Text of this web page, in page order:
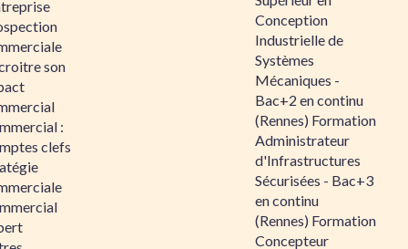
son
:
clefs
Conception
Industrielle de
Systèmes
Mécaniques -
Bac+2 en continu
(Rennes) Formation
Administrateur
d'Infrastructures
Sécurisées - Bac+3
en continu
(Rennes) Formation
Concepteur